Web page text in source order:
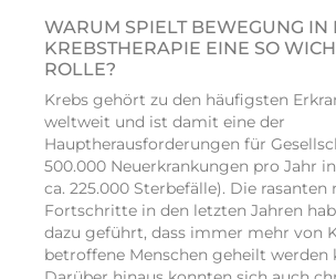
WARUM SPIELT BEWEGUNG IN
KREBSTHERAPIE EINE SO
ROLLE?
Krebs gehört zu den häufigsten
weltweit und ist damit eine der
Hauptherausforderungen für
500.000 Neuerkrankungen pro Jahr
ca. 225.000 Sterbefälle). Die rasanten
Fortschritte in den letzten Jahren
dazu geführt, dass immer mehr von
betroffene Menschen geheilt werden